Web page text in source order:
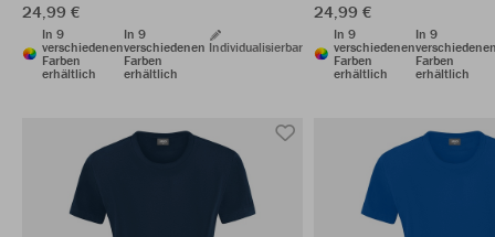
24,99 €
In 9
verschiedenen
Farben
erhältlich
In 9
verschiedenen
Farben
erhältlich
Individualisierbar
24,99 €
In 9
verschiedenen
Farben
erhältlich
In 9
Farben
erhältlich